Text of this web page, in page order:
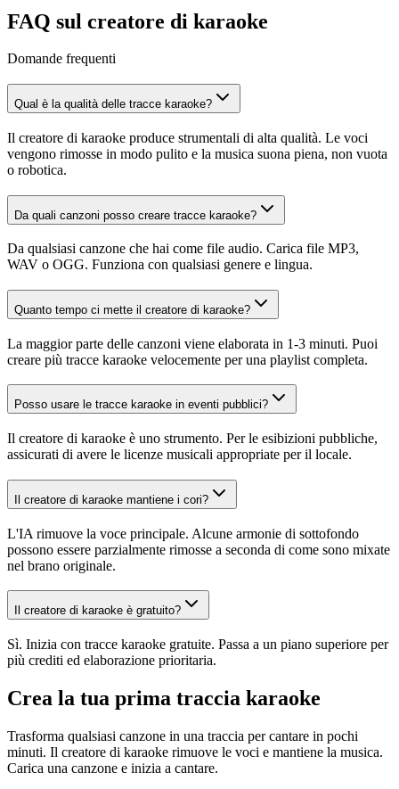
FAQ sul creatore di karaoke
Domande frequenti
Qual è la qualità delle tracce karaoke?
Il creatore di karaoke produce strumentali di alta qualità. Le voci
vengono rimosse in modo pulito e la musica suona piena, non vuota
o robotica.
Da quali canzoni posso creare tracce karaoke?
Da qualsiasi canzone che hai come file audio. Carica file MP3,
WAV o OGG. Funziona con qualsiasi genere e lingua.
Quanto tempo ci mette il creatore di karaoke?
La maggior parte delle canzoni viene elaborata in 1-3 minuti. Puoi
creare più tracce karaoke velocemente per una playlist completa.
Posso usare le tracce karaoke in eventi pubblici?
Il creatore di karaoke è uno strumento. Per le esibizioni pubbliche,
assicurati di avere le licenze musicali appropriate per il locale.
Il creatore di karaoke mantiene i cori?
L'IA rimuove la voce principale. Alcune armonie di sottofondo
possono essere parzialmente rimosse a seconda di come sono mixate
nel brano originale.
Il creatore di karaoke è gratuito?
Sì. Inizia con tracce karaoke gratuite. Passa a un piano superiore per
più crediti ed elaborazione prioritaria.
Crea la tua prima traccia karaoke
Trasforma qualsiasi canzone in una traccia per cantare in pochi
minuti. Il creatore di karaoke rimuove le voci e mantiene la musica.
Carica una canzone e inizia a cantare.